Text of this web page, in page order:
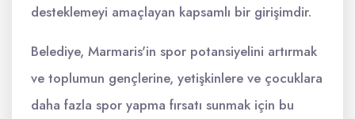
desteklemeyi amaçlayan kapsamlı bir girişimdir.
Belediye, Marmaris'in spor potansiyelini artırmak
ve toplumun gençlerine, yetişkinlere ve çocuklara
daha fazla spor yapma fırsatı sunmak için bu